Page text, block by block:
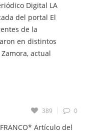
Digital LA
del portal El
de la
en distintos
actual
389 0
FRANCO* Artículo del